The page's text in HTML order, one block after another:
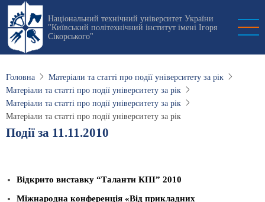
Перейти
основного
вмісту
Національний технічний університет України
"Київський політехнічний інститут імені Ігоря
Сікорського"
Головна
Матеріали та статті про події університету за рік
Матеріали та статті про події університету за рік
Матеріали та статті про події університету за рік
Матеріали та статті про події університету за рік
Події за 11.11.2010
Відкрито виставку “Таланти КПІ” 2010
Міжнародна конференція «Від прикладних